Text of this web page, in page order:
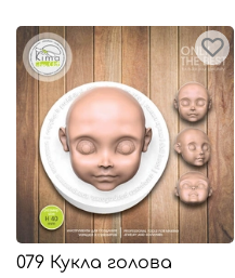
079 Кукла голова